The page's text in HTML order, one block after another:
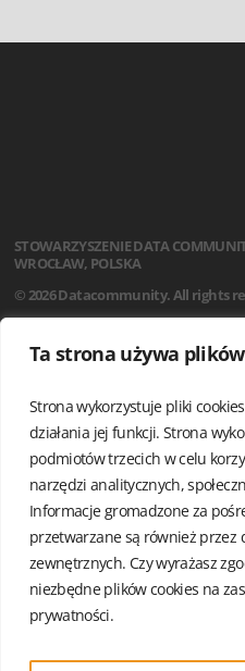
Ta strona używa
Strona wykorzystuje pliki
działania jej funkcji. Strona
podmiotów trzecich w celu
narzędzi analitycznych,
Informacje gromadzone za
przetwarzane są również przez
zewnętrznych. Czy wyrażasz
niezbędne plików cookies na
prywatności.
STOWARZYSZENIEDATA
WROCŁAW, POLSKA
© 2026 Datacommunity. All rights
AKTUALNOŚCI
STATUT
REGULAMIN
ZARZĄD I KOMISJA REWIZYJNA
GRUPY LOKALNE
KALENDARIUM
KONTAKT
POLITYKA PRYWATNOŚCI